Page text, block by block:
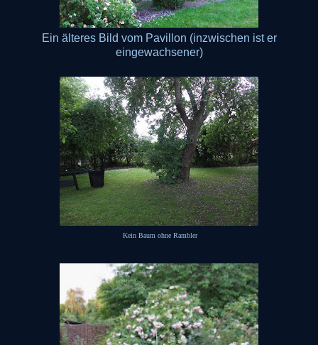
Ein älteres Bild vom Pavillon (inzwischen ist er
eingewachsener)
Kein Baum ohne Rambler